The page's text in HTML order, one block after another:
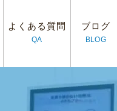
よくある質問
QA
ブログ
BLOG